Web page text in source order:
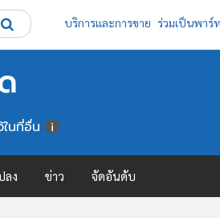
บริการและการขาย ร่วมเป็นพาร์
นที่อื่น
ลง ข่าว จัดอันดับ